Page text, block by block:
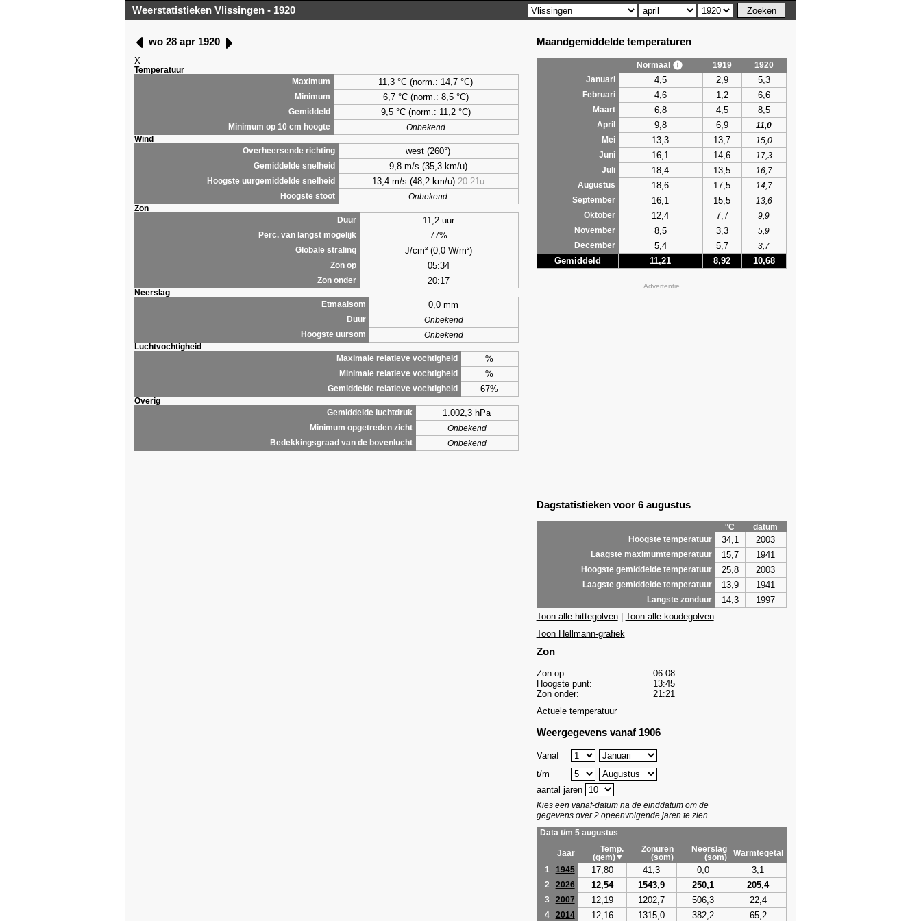
Weerstatistieken Vlissingen - 1920
wo 28 apr 1920
X
Temperatuur
Maximum
11,3 °C (norm.: 14,7 °C)
Minimum 6,7°C (norm.: 8,5 °C)
Gemiddeld 9,5°C (norm.: 11,2 °C)
Minimum op 10 cm hoogte
Onbekend
Wind
Overheersende richting
west (260°)
Gemiddelde snelheid 9,8 m/s (35,3 km/u)
Hoogste uurgemiddelde snelheid 13,4 m/s (48,2 km/u) 20-21u
Hoogste stoot
Onbekend
Zon
Duur
11,2 uur
Perc. van langst mogelijk 77%
Globale straling J/cm² (0,0 W/m²)
Zon op 05:34
Zon onder 20:17
Neerslag
Etmaalsom
0,0 mm
Duur
Onbekend
Hoogste uursom
Onbekend
Luchtvochtigheid
Maximale relatieve vochtigheid
%
Minimale relatieve vochtigheid %
Gemiddelde relatieve vochtigheid 67%
Overig
Gemiddelde luchtdruk
1.002,3 hPa
Minimum opgetreden zicht
Onbekend
Bedekkingsgraad van de bovenlucht
Onbekend
Maandgemiddelde temperaturen
Normaal 1919
1920
Januari
4,5 2,9 5,3
Februari 4,6 1,2 6,6
Maart 6,8 4,5 8,5
April 9,8 6,9
11,0
Mei
13,3 13,7
15,0
Juni
16,1 14,6
17,3
Juli
18,4 13,5
16,7
Augustus
18,6 17,5
14,7
September
16,1 15,5
13,6
Oktober
12,4 7,7
9,9
November
8,5 3,3
5,9
December
5,4 5,7 3,7
Gemiddeld 11,21 8,92 10,68
Advertentie
Dagstatistieken voor 6 augustus
°C
datum
Hoogste temperatuur
34,1 2003
Laagste maximumtemperatuur 15,7 1941
Hoogste gemiddelde temperatuur 25,8 2003
Laagste gemiddelde temperatuur 13,9 1941
Langste zonduur 14,3
1997
Toon alle hittegolven| Toon alle koudegolven
Toon Hellmann-grafiek
Zon
Zon op:
06:08
Hoogste punt:
13:45
Zon onder:
21:21
Actuele temperatuur
Weergegevens vanaf 1906
Vanaf
t/m
aantal jaren
Kies een vanaf-datum na de einddatum om de
gegevens over 2 opeenvolgende jaren te zien.
Data t/m 5 augustus
Jaar
Temp.
(gem)▼
Zonuren
(som)
Neerslag
(som)
Warmtegetal
1
1945 17,80 41,3 0,0 3,1
2 2026 12,54 1543,9 250,1 205,4
3 2007 12,19 1202,7 506,3 22,4
4 2014 12,16 1315,0 382,2 65,2